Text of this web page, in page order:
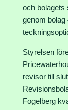
och bolagets
genom bolag
Styrelsen
revisor till
Fogelberg